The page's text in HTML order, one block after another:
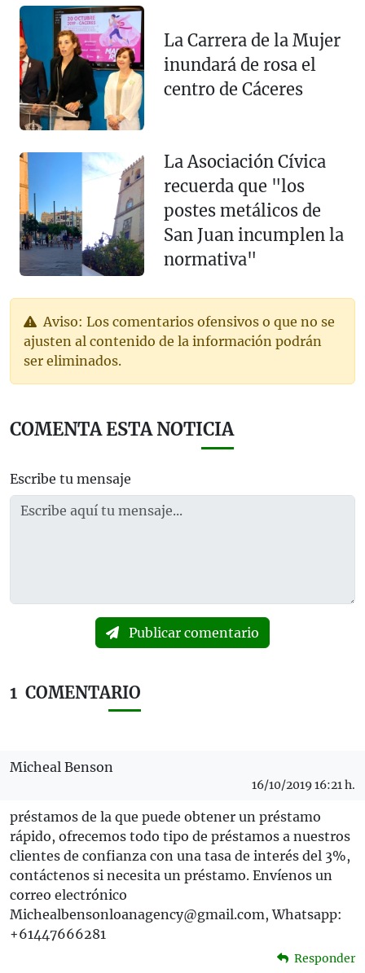
La Carrera de la Mujer
inundará de rosa el
centro de Cáceres
La Asociación Cívica
recuerda que "los
postes metálicos de
San Juan incumplen la
normativa"
Aviso: Los comentarios ofensivos o que no se
ajusten al contenido de la información podrán
ser eliminados.
COMENTA ESTA NOTICIA
Escribe tu mensaje
Publicar comentario
1 COMENTARIO
Micheal Benson
16/10/2019 16:21 h.
préstamos de la que puede obtener un préstamo
rápido, ofrecemos todo tipo de préstamos a nuestros
clientes de confianza con una tasa de interés del 3%,
contáctenos si necesita un préstamo. Envíenos un
correo electrónico
Michealbensonloanagency@gmail.com, Whatsapp:
+61447666281
Responder